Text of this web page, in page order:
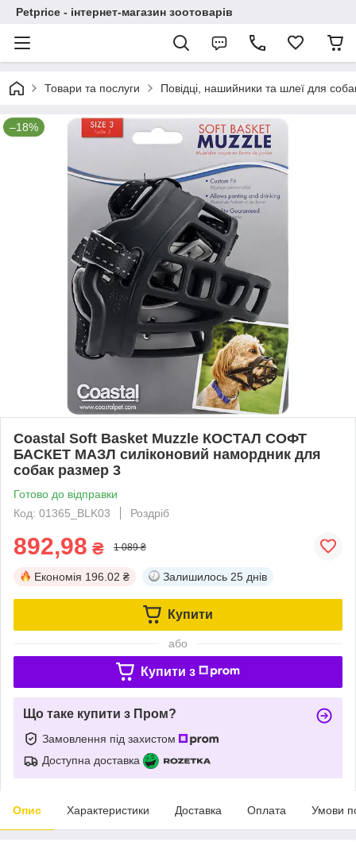
Petprice - інтернет-магазин зоотоварів
Товари та послуги Повідці, нашийники та шлеї для
–18%
Coastal Soft Basket Muzzle КОСТАЛ СОФТ
БАСКЕТ МАЗЛ силіконовий намордник для
собак размер 3
Готово до відправки
Код: 01365_BLK03
Роздріб
892,98 ₴ 1 089 ₴
Економія 196.02 ₴ Залишилось 25 днів
Купити
або
Купити з
Що таке купити з Пром?
Замовлення під захистом
Доступна доставка
Опис Характеристики Доставка Оплата Умови